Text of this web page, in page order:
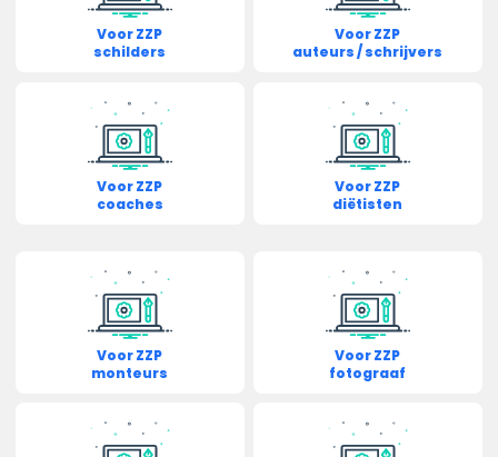
Voor ZZP
schilders
Voor ZZP
auteurs / schrijvers
Voor ZZP
coaches
Voor ZZP
diëtisten
Voor ZZP
monteurs
Voor ZZP
fotograaf